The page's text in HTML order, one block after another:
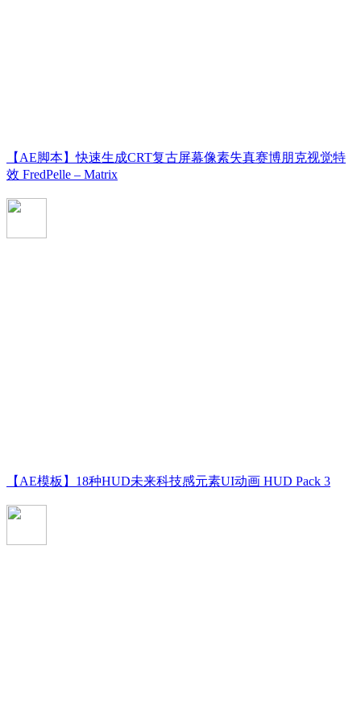
【AE脚本】快速生成CRT复古屏幕像素失真赛博朋克视觉特
效 FredPelle – Matrix
【AE模板】18种HUD未来科技感元素UI动画 HUD Pack 3